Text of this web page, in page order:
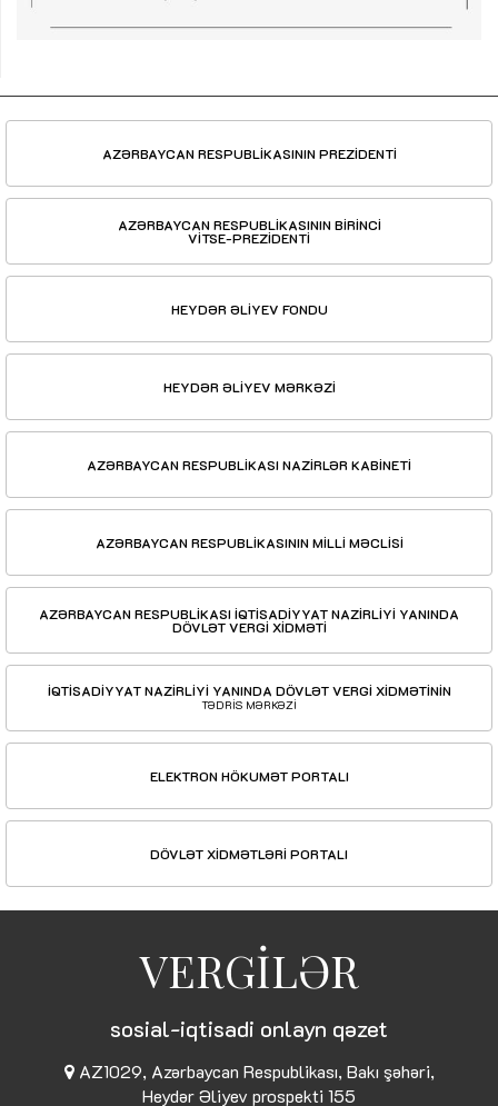
AZƏRBAYCAN RESPUBLİKASININ PREZİDENTİ
AZƏRBAYCAN RESPUBLİKASININ BİRİNCİ
VİTSE-PREZİDENTİ
HEYDƏR ƏLİYEV FONDU
HEYDƏR ƏLİYEV MƏRKƏZİ
AZƏRBAYCAN RESPUBLİKASI NAZİRLƏR KABİNETİ
AZƏRBAYCAN RESPUBLİKASININ MİLLİ MƏCLİSİ
AZƏRBAYCAN RESPUBLİKASI İQTİSADİYYAT NAZİRLİYİ YANINDA
DÖVLƏT VERGİ XİDMƏTİ
İQTİSADİYYAT NAZİRLİYİ YANINDA DÖVLƏT VERGİ XİDMƏTİNİN
TƏDRİS MƏRKƏZİ
ELEKTRON HÖKUMƏT PORTALI
DÖVLƏT XİDMƏTLƏRİ PORTALI
VERGİLƏR
sosial-iqtisadi onlayn qəzet
AZ1029, Azərbaycan Respublikası, Bakı şəhəri,
Heydər Əliyev prospekti 155